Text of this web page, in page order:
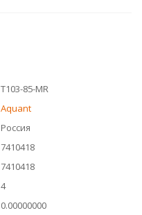
T103-85-MR
Aquant
Россия
7410418
7410418
4
0.00000000